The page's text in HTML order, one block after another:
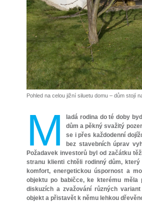
Pohled na celou jižní siluetu domu – dům stojí
M
ladá rodina do té doby
dům a pěkný svažitý
se i přes každodenní
bez stavebních úprav
Požadavek investorů byl od začátku
stranu klienti chtěli rodinný dům,
komfort, energetickou úspornost a
objektu po babičce, ke kterému měla
diskuzích a zvažování různých
objekt a přistavět k němu lehkou